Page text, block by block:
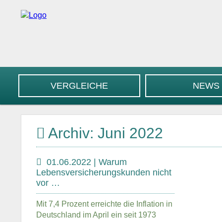
VERGLEICHE NEWS
Archiv: Juni 2022
01.06.2022 | Warum
Lebensversicherungskunden nicht
vor …
Mit 7,4 Prozent erreichte die Inflation in
Deutschland im April ein seit 1973